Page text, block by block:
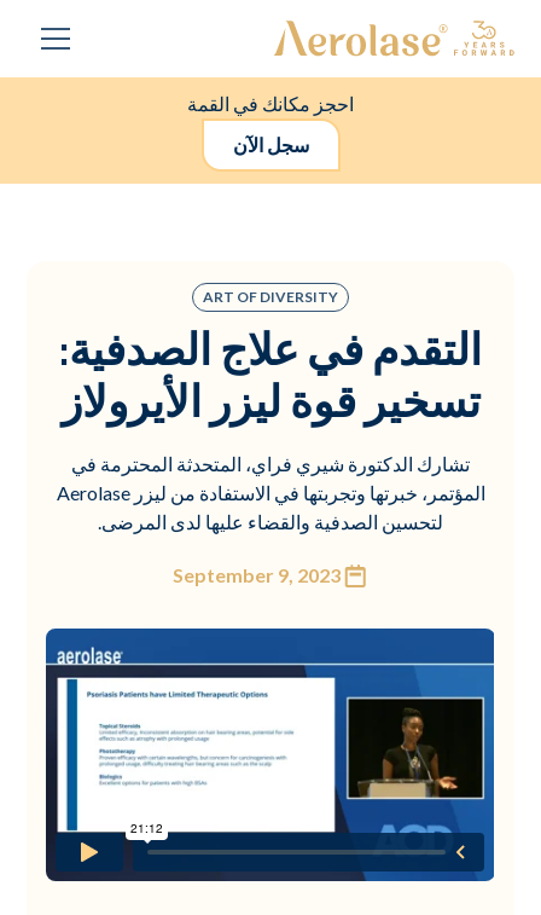
احجز مكانك في القمة
سجل الآن
ART OF DIVERSITY
التقدم في علاج الصدفية:
تسخير قوة ليزر الأيرولاز
تشارك الدكتورة شيري فراي، المتحدثة المحترمة في
المؤتمر، خبرتها وتجربتها في الاستفادة من ليزر Aerolase
لتحسين الصدفية والقضاء عليها لدى المرضى.
September 9, 2023